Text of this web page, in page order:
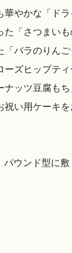
やかな「ドラ
「さつまいも
バラのりんご
ズヒップティ
ッツ豆腐もち
い用ケーキ
ウンド型に